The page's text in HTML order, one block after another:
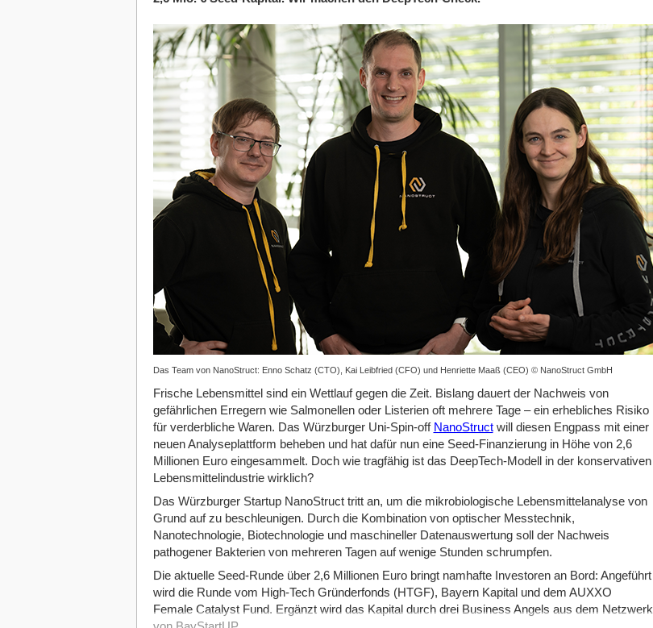
Das Team von NanoStruct: Enno Schatz (CTO), Kai Leibfried (CFO) und Henriette Maaß (CEO) © NanoStruct GmbH
Frische Lebensmittel sind ein Wettlauf gegen die Zeit. Bislang dauert der Nachweis von
gefährlichen Erregern wie Salmonellen oder Listerien oft mehrere Tage – ein erhebliches Risiko
für verderbliche Waren. Das Würzburger Uni-Spin-off NanoStructwill diesen Engpass mit einer
neuen Analyseplattform beheben und hat dafür nun eine Seed-Finanzierung in Höhe von 2,6
Millionen Euro eingesammelt. Doch wie tragfähig ist das DeepTech-Modell in der konservativen
Lebensmittelindustrie wirklich?
Das Würzburger Startup NanoStruct tritt an, um die mikrobiologische Lebensmittelanalyse von
Grund auf zu beschleunigen. Durch die Kombination von optischer Messtechnik,
Nanotechnologie, Biotechnologie und maschineller Datenauswertung soll der Nachweis
pathogener Bakterien von mehreren Tagen auf wenige Stunden schrumpfen.
Die aktuelle Seed-Runde über 2,6 Millionen Euro bringt namhafte Investoren an Bord: Angeführt
wird die Runde vom High-Tech Gründerfonds (HTGF), Bayern Kapital und dem AUXXO
Female Catalyst Fund. Ergänzt wird das Kapital durch drei Business Angels aus dem Netzwerk